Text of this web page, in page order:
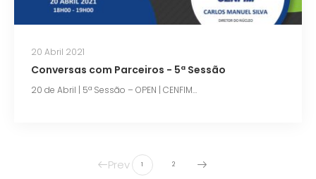
20 Abril 2021
Conversas com Parceiros - 5ª Sessão
20 de Abril | 5ª Sessão – OPEN | CENFIM…
Prev 1 2